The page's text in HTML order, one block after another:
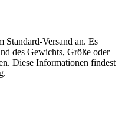
Standard-Versand an. Es
des Gewichts, Größe oder
Diese Informationen findest